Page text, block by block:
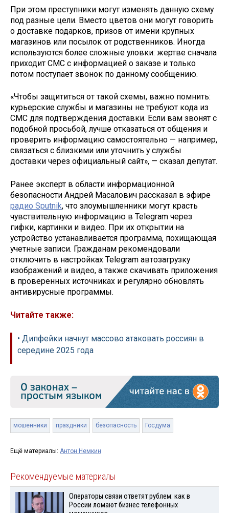
При этом преступники могут изменять данную схему
под разные цели. Вместо цветов они могут говорить
о доставке подарков, призов от имени крупных
магазинов или посылок от родственников. Иногда
используются более сложные уловки: жертве сначала
приходит СМС с информацией о заказе и только
потом поступает звонок по данному сообщению.
«Чтобы защититься от такой схемы, важно помнить:
курьерские службы и магазины не требуют кода из
СМС для подтверждения доставки. Если вам звонят с
подобной просьбой, лучше отказаться от общения и
проверить информацию самостоятельно — например,
связаться с близкими или уточнить у службы
доставки через официальный сайт», — сказал депутат.
Ранее эксперт в области информационной
безопасности Андрей Масалович рассказал в эфире
радио Sputnik, что злоумышленники могут красть
чувствительную информацию в Telegram через
гифки, картинки и видео. При их открытии на
устройство устанавливается программа, похищающая
учетные записи. Гражданам рекомендовали
отключить в настройках Telegram автозагрузку
изображений и видео, а также скачивать приложения
в проверенных источниках и регулярно обновлять
антивирусные программы.
Читайте также:
• Дипфейки начнут массово атаковать россиян в
середине 2025 года
мошенники праздники безопасность Госдума
Ещё материалы: Антон Немкин
Рекомендуемые материалы
Операторы связи ответят рублем: как в
России ломают бизнес телефонных